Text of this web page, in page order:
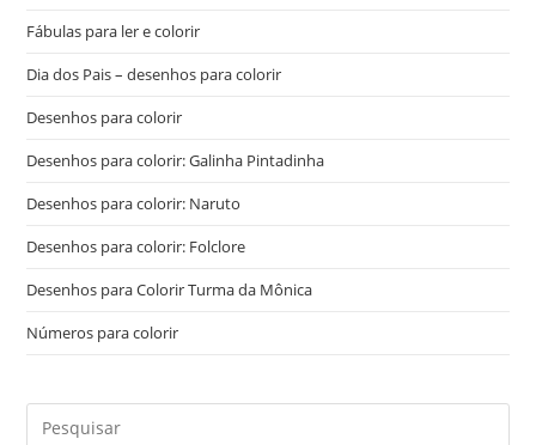
Fábulas para ler e colorir
Dia dos Pais – desenhos para colorir
Desenhos para colorir
Desenhos para colorir: Galinha Pintadinha
Desenhos para colorir: Naruto
Desenhos para colorir: Folclore
Desenhos para Colorir Turma da Mônica
Números para colorir